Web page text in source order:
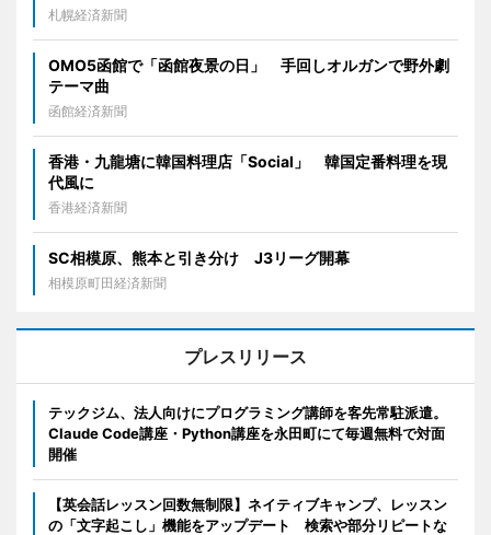
札幌経済新聞
OMO5函館で「函館夜景の日」 手回しオルガンで野外劇
テーマ曲
函館経済新聞
香港・九龍塘に韓国料理店「Social」 韓国定番料理を現
代風に
香港経済新聞
SC相模原、熊本と引き分け J3リーグ開幕
相模原町田経済新聞
プレスリリース
テックジム、法人向けにプログラミング講師を客先常駐派遣。
Claude Code講座・Python講座を永田町にて毎週無料で対面
開催
【英会話レッスン回数無制限】ネイティブキャンプ、レッスン
の「文字起こし」機能をアップデート 検索や部分リピートな